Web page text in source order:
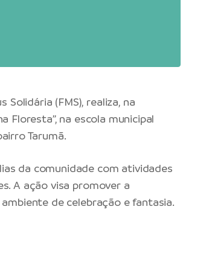
(FMS), realiza, na
Floresta”, na escola municipal
Tarumã.
da comunidade com atividades
A ação visa promover a
de celebração e fantasia.